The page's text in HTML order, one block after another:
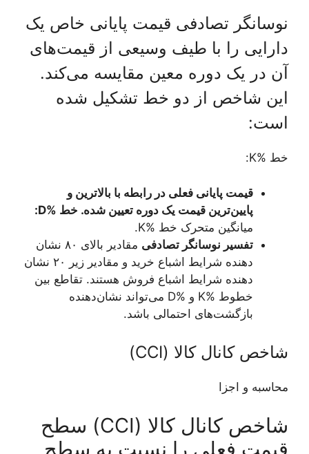
نوسانگر تصادفی قیمت پایانی خاص یک
دارایی را با طیف وسیعی از قیمت‌های
آن در یک دوره معین مقایسه می‌کند.
این شاخص از دو خط تشکیل شده
است:
خط %K:
قیمت پایانی فعلی در رابطه با بالاترین و
پایین‌ترین قیمت یک دوره تعیین شده. خط %D:
میانگین متحرک خط %K.
تفسیر نوسانگر تصادفی
مقادیر بالای ۸۰ نشان
دهنده شرایط اشباع خرید و مقادیر زیر ۲۰ نشان
دهنده شرایط اشباع فروش هستند. تقاطع بین
خطوط %K و %D می‌تواند نشان‌دهنده
بازگشت‌های احتمالی باشد.
شاخص کانال کالا (CCI)
محاسبه و اجزا
شاخص کانال کالا (CCI) سطح
قیمت فعلی را نسبت به سطح